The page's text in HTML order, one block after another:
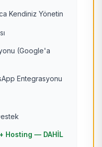
Kendiniz Yönetin
(Google'a
Entegrasyonu
Hosting — DAHİL